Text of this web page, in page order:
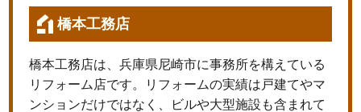
橋本工務店
橋本工務店は、兵庫県尼崎市に事務所を構えている
リフォーム店です。リフォームの実績は戸建てやマ
ンションだけではなく、ビルや大型施設も含まれて